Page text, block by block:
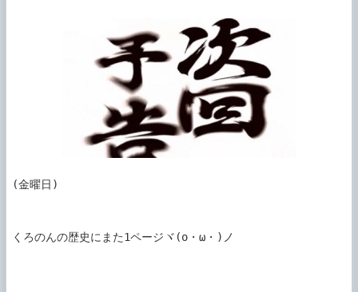
(金曜日)
くろのんの歴史にまた1ページヾ(o・ω・)ノ